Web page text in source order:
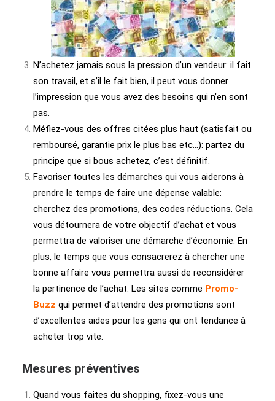
N’achetez jamais sous la pression d’un vendeur: il fait
son travail, et s’il le fait bien, il peut vous donner
l’impression que vous avez des besoins qui n’en sont
pas.
Méfiez-vous des offres citées plus haut (satisfait ou
remboursé, garantie prix le plus bas etc…): partez du
principe que si bous achetez, c’est définitif.
Favoriser toutes les démarches qui vous aiderons à
prendre le temps de faire une dépense valable:
cherchez des promotions, des codes réductions. Cela
vous détournera de votre objectif d’achat et vous
permettra de valoriser une démarche d’économie. En
plus, le temps que vous consacrerez à chercher une
bonne affaire vous permettra aussi de reconsidérer
la pertinence de l’achat. Les sites comme Promo-
Buzz qui permet d’attendre des promotions sont
d’excellentes aides pour les gens qui ont tendance à
acheter trop vite.
Mesures préventives
Quand vous faites du shopping, fixez-vous une